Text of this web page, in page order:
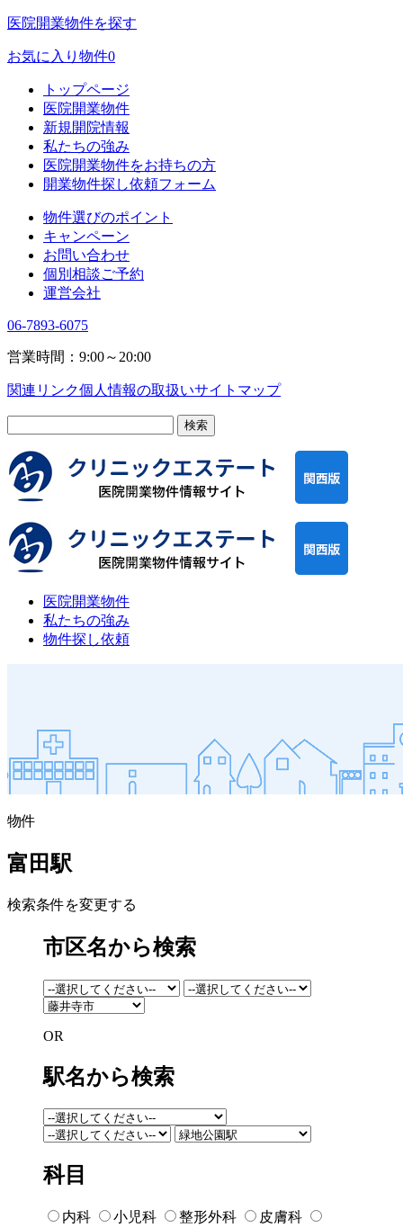
医院開業物件を探す
お気に入り物件0
トップページ
医院開業物件
新規開院情報
私たちの強み
医院開業物件をお持ちの方
開業物件探し依頼フォーム
物件選びのポイント
キャンペーン
お問い合わせ
個別相談ご予約
運営会社
06-7893-6075
営業時間：9:00～20:00
関連リンク個人情報の取扱いサイトマップ
医院開業物件
私たちの強み
物件探し依頼
物件
富田駅
検索条件を変更する
市区名から検索
OR
駅名から検索
科目
内科 小児科 整形外科
皮膚科